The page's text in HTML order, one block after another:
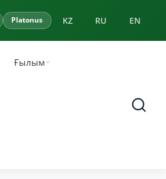
Platonus KZ RU EN
Ғылым